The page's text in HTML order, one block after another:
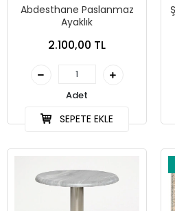
Abdesthane Paslanmaz
Ayaklık
2.100,00 TL
Adet
SEPETE EKLE